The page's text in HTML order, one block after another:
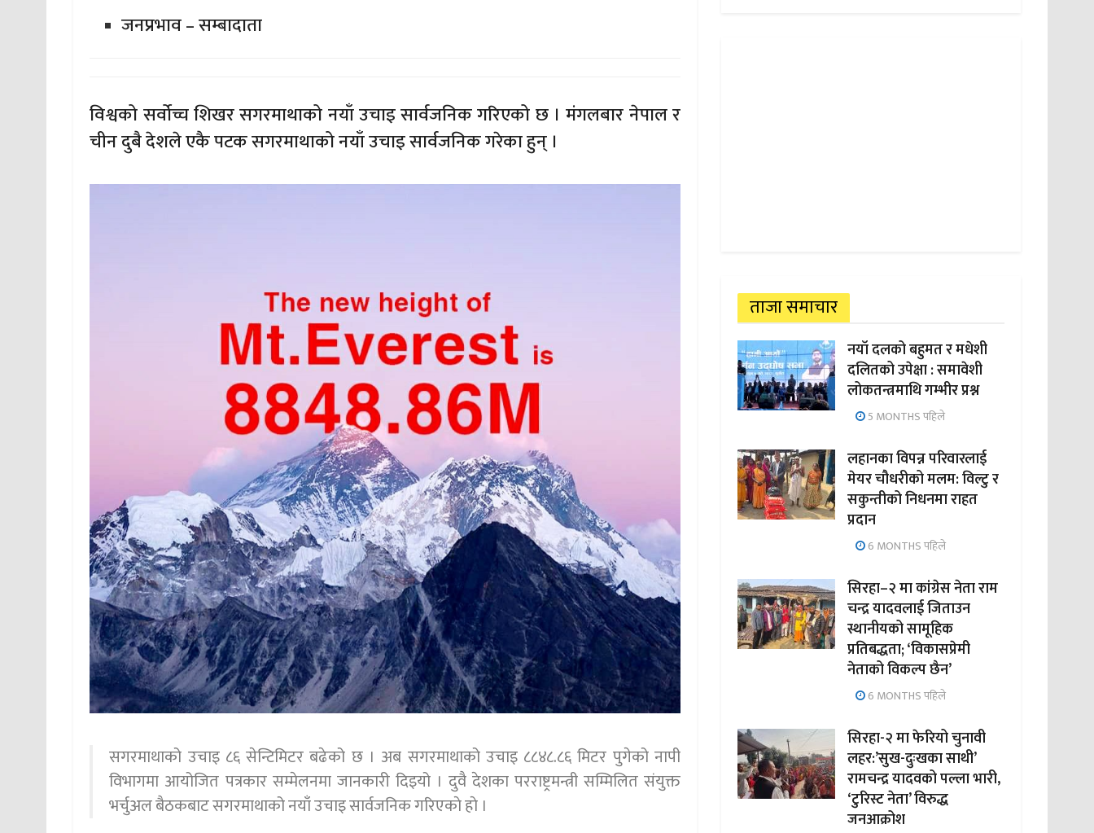
जनप्रभाव – सम्बादाता
विश्वको सर्वोच्च शिखर सगरमाथाको नयाँ उचाइ सार्वजनिक गरिएको छ । मंगलबार नेपाल र
चीन दुबै देशले एकै पटक सगरमाथाको नयाँ उचाइ सार्वजनिक गरेका हुन् ।
सगरमाथाको उचाइ ८६ सेन्टिमिटर बढेको छ । अब सगरमाथाको उचाइ ८८४८.८६ मिटर पुगेको नापी
विभागमा आयोजित पत्रकार सम्मेलनमा जानकारी दिइयो । दुवै देशका परराष्ट्रमन्त्री सम्मिलित संयुक्त
भर्चुअल बैठकबाट सगरमाथाको नयाँ उचाइ सार्वजनिक गरिएकाे हाे ।
ताजा समाचार
नयाँ दलको बहुमत र मधेशी
दलितको उपेक्षा : समावेशी
लोकतन्त्रमाथि गम्भीर प्रश्न
5 MONTHS पहिले
लहानका विपन्न परिवारलाई
मेयर चौधरीको मलम: विल्टु र
सकुन्तीको निधनमा राहत
प्रदान
6 MONTHS पहिले
सिरहा–२ मा कांग्रेस नेता राम
चन्द्र यादवलाई जिताउन
स्थानीयको सामूहिक
प्रतिबद्धता; ‘विकासप्रेमी
नेताको विकल्प छैन’
6 MONTHS पहिले
सिरहा-२ मा फेरियो चुनावी
लहर:’सुख-दुःखका साथी’
रामचन्द्र यादवको पल्ला भारी,
‘टुरिस्ट नेता’ विरुद्ध
जनआक्रोश